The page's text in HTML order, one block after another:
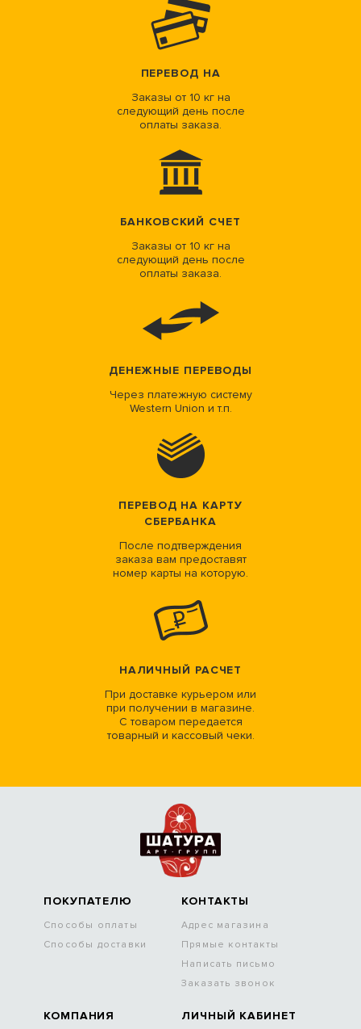
ПЕРЕВОД НА
Заказы от 10 кг на
следующий день после
оплаты заказа.
БАНКОВСКИЙ СЧЕТ
Заказы от 10 кг на
следующий день после
оплаты заказа.
ДЕНЕЖНЫЕ ПЕРЕВОДЫ
Через платежную систему
Western Union и т.п.
ПЕРЕВОД НА КАРТУ
СБЕРБАНКА
После подтверждения
заказа вам предоставят
номер карты на которую.
НАЛИЧНЫЙ РАСЧЕТ
При доставке курьером или
при получении в магазине.
С товаром передается
товарный и кассовый чеки.
ПОКУПАТЕЛЮ
Способы оплаты
Способы доставки
КОНТАКТЫ
Адрес магазина
Прямые контакты
Написать письмо
Заказать звонок
КОМПАНИЯ ЛИЧНЫЙ КАБИНЕТ